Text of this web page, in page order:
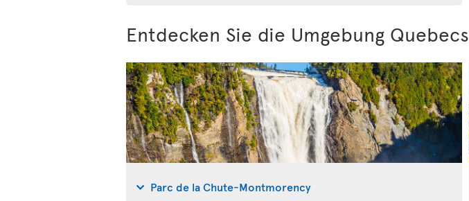
Entdecken Sie die Umgebung Quebecs
Parc de la Chute-Montmorency